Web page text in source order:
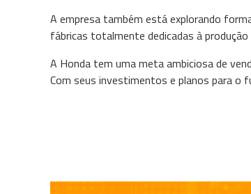
A empresa também está explorando
fábricas totalmente dedicadas à
A Honda tem uma meta ambiciosa de
Com seus investimentos e planos para o